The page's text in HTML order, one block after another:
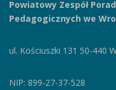
Powiatowy Zespół
Pedagogicznych we
ul. Kościuszki 131 50-440
NIP: 899-27-37-528